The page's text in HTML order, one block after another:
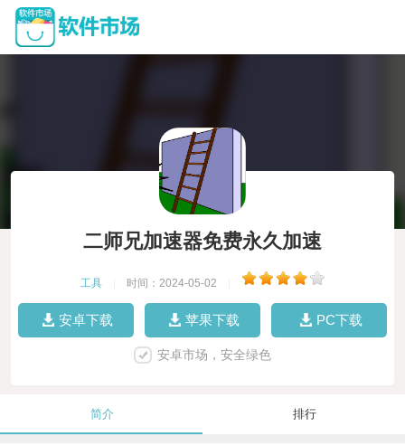
二师兄加速器免费永久加速
工具 时间：2024-05-02
安卓下载 苹果下载 PC下载
安卓市场，安全绿色
简介 排行